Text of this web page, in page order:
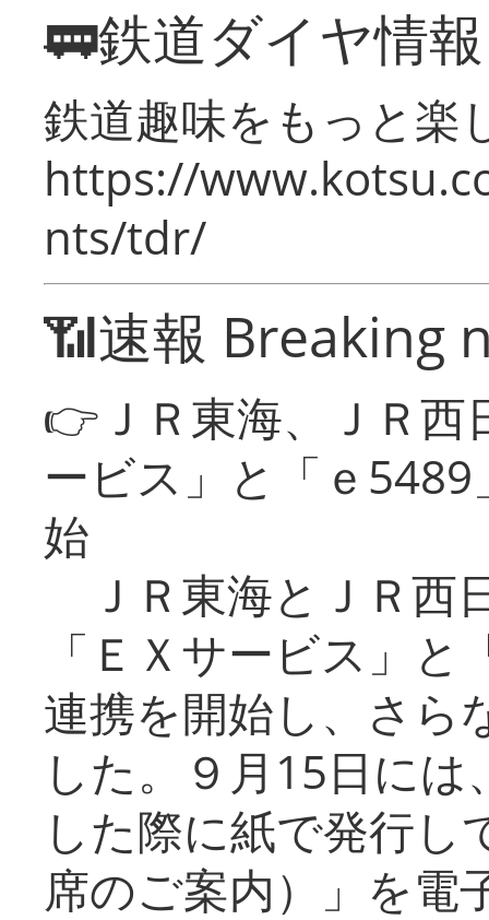
🚃鉄道ダイヤ情
鉄道趣味をもっと楽
https://
nts/tdr/
📶速報 Breaking
👉ＪＲ東海、ＪＲ
ービス」と「ｅ
始
ＪＲ東海とＪＲ西
「ＥＸサービス」
連携を開始し、さら
した。９月15日に
した際に紙で発行し
席のご案内）」を電